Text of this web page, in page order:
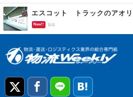
エスコット トラックのアオ
New!! 8/4